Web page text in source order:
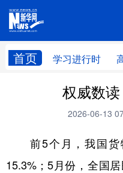
首页 学习进行时
高层
财经
台湾 思客智库
科技 科创
权威数
2026-06-13
前5个月，我国货
15.3%；5月份，全国